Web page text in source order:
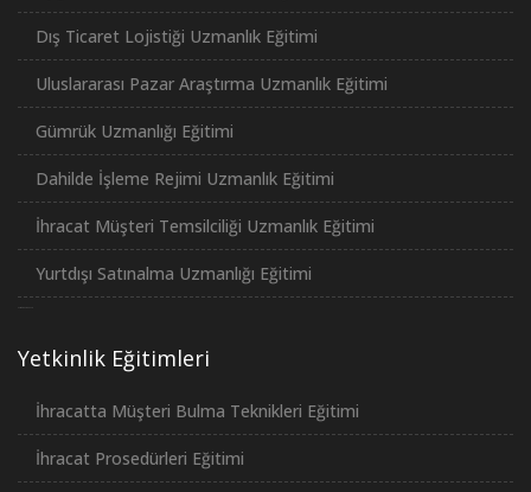
Dış Ticaret Lojistiği Uzmanlık Eğitimi
Uluslararası Pazar Araştırma Uzmanlık Eğitimi
Gümrük Uzmanlığı Eğitimi
Dahilde İşleme Rejimi Uzmanlık Eğitimi
İhracat Müşteri Temsilciliği Uzmanlık Eğitimi
Yurtdışı Satınalma Uzmanlığı Eğitimi
Yetkinlik Eğitimleri
İhracatta Müşteri Bulma Teknikleri Eğitimi
İhracat Prosedürleri Eğitimi